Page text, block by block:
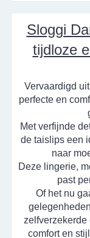
Sloggi
tijdloze
Vervaardigd
perfecte en
Met verfijnde
de taislips een
naar
Deze lingerie,
past
Of het nu
comfort en